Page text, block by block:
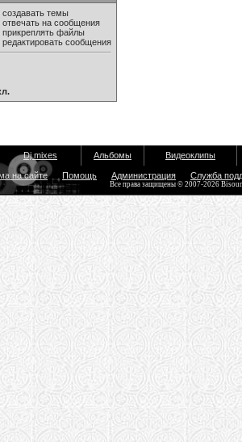
создавать темы
отвечать на сообщения
прикреплять файлы
редактировать сообщения
Dj mixes Альбомы Видеоклипы
на сайте Помощь Администрация Служба
Все права защищены © 2007-2026